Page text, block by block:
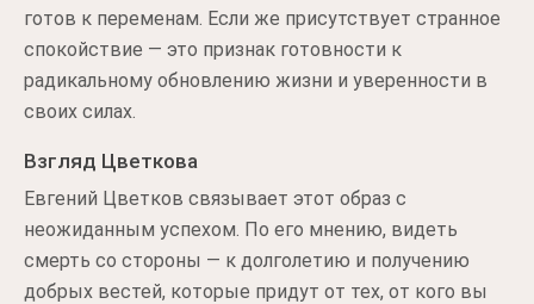
готов к переменам. Если же присутствует странное
спокойствие — это признак готовности к
радикальному обновлению жизни и уверенности в
своих силах.
Взгляд Цветкова
Евгений Цветков связывает этот образ с
неожиданным успехом. По его мнению, видеть
смерть со стороны — к долголетию и получению
добрых вестей, которые придут от тех, от кого вы